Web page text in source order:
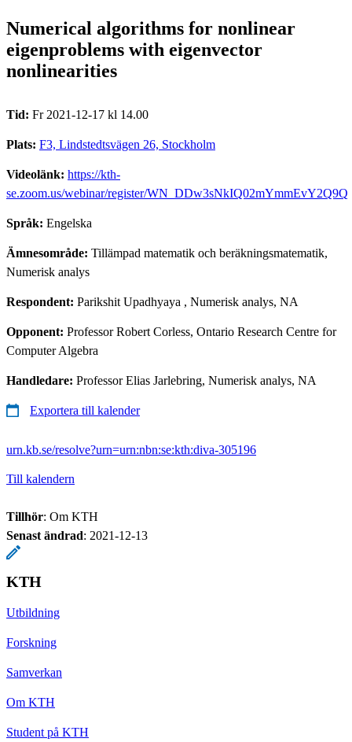
Numerical algorithms for nonlinear
eigenproblems with eigenvector
nonlinearities
Tid: Fr 2021-12-17 kl 14.00
Plats: F3, Lindstedtsvägen 26, Stockholm
Videolänk: https://kth-
se.zoom.us/webinar/register/WN_DDw3sNkIQ02mYmmEvY2Q9Q
Språk: Engelska
Ämnesområde: Tillämpad matematik och beräkningsmatematik,
Numerisk analys
Respondent: Parikshit Upadhyaya , Numerisk analys, NA
Opponent: Professor Robert Corless, Ontario Research Centre for
Computer Algebra
Handledare: Professor Elias Jarlebring, Numerisk analys, NA
Exportera till kalender
urn.kb.se/resolve?urn=urn:nbn:se:kth:diva-305196
Till kalendern
Tillhör: Om KTH
Senast ändrad: 2021-12-13
KTH
Utbildning
Forskning
Samverkan
Om KTH
Student på KTH